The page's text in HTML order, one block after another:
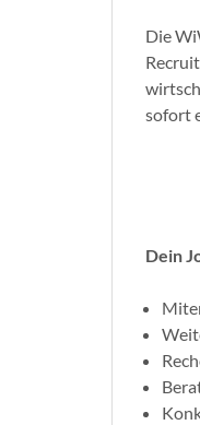
Die
sofort
Dein